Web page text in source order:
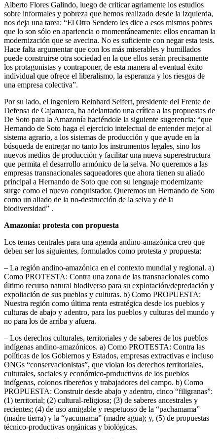
Alberto Flores Galindo, luego de criticar agriamente los estudios
sobre informales y pobreza que hemos realizado desde la izquierda,
nos deja una tarea: “El Otro Sendero les dice a esos mismos pobres
que lo son sólo en apariencia o momentáneamente: ellos encarnan la
modernización que se avecina. No es suficiente con negar esta tesis.
Hace falta argumentar que con los más miserables y humillados
puede construirse otra sociedad en la que ellos serán precisamente
los protagonistas y contraponer, de esta manera al eventual éxito
individual que ofrece el liberalismo, la esperanza y los riesgos de
una empresa colectiva”.
Por su lado, el ingeniero Reinhard Seifert, presidente del Frente de
Defensa de Cajamarca, ha adelantado una crítica a las propuestas de
De Soto para la Amazonía haciéndole la siguiente sugerencia: “que
Hernando de Soto haga el ejercicio intelectual de entender mejor al
sistema agrario, a los sistemas de producción y que ayude en la
búsqueda de entregar no tanto los instrumentos legales, sino los
nuevos medios de producción y facilitar una nueva superestructura
que permita el desarrollo armónico de la selva. No queremos a las
empresas transnacionales saqueadores que ahora tienen su aliado
principal a Hernando de Soto que con su lenguaje modernizante
surge como el nuevo conquistador. Queremos un Hernando de Soto
como un aliado de la no-destrucción de la selva y de la
biodiversidad” .
Amazonía: protesta con propuesta
Los temas centrales para una agenda andino-amazónica creo que
deben ser los siguientes, formulados como protesta y propuesta:
– La región andino-amazónica en el contexto mundial y regional. a)
Como PROTESTA: Contra una zona de las transnacionales como
último recurso natural biodiverso para su explotación/depredación y
expoliación de sus pueblos y culturas. b) Como PROPUESTA:
Nuestra región como última renta estratégica desde los pueblos y
culturas de abajo y adentro, para los pueblos y culturas del mundo y
no para los de arriba y afuera.
– Los derechos culturales, territoriales y de saberes de los pueblos
indígenas andino-amazónicos. a) Como PROTESTA: Contra las
políticas de los Gobiernos y Estados, empresas extractivas e incluso
ONGs “conservacionistas”, que violan los derechos territoriales,
culturales, sociales y económico-productivos de los pueblos
indígenas, colonos ribereños y trabajadores del campo. b) Como
PROPUESTA: Construir desde abajo y adentro, cinco “filigranas”:
(1) territorial; (2) cultural-religiosa; (3) de saberes ancestrales y
recientes; (4) de uso amigable y respetuoso de la “pachamama”
(madre tierra) y la “yacumama” (madre agua); y, (5) de propuestas
técnico-productivas orgánicas y biológicas.